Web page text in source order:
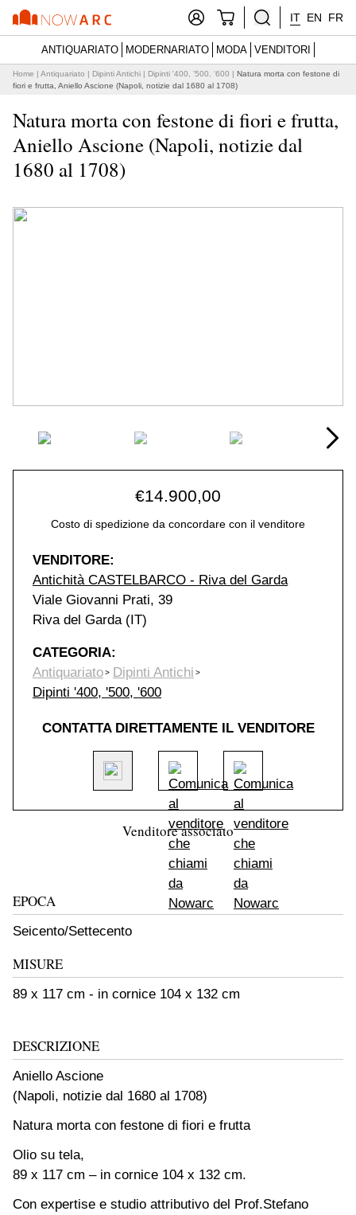
IT EN FR
ANTIQUARIATO MODERNARIATO MODA VENDITORI
Home | Antiquariato | Dipinti Antichi | Dipinti '400, '500, '600 | Natura morta con festone di
fiori e frutta, Aniello Ascione (Napoli, notizie dal 1680 al 1708)
Natura morta con festone di fiori e frutta,
Aniello Ascione (Napoli, notizie dal
1680 al 1708)
€14.900,00
Costo di spedizione da concordare con il venditore
VENDITORE:
Antichità CASTELBARCO - Riva del Garda
Viale Giovanni Prati, 39
Riva del Garda (IT)
CATEGORIA:
Antiquariato
Dipinti Antichi
Dipinti '400, '500, '600
CONTATTA DIRETTAMENTE IL VENDITORE
Venditore associato
EPOCA
Seicento/Settecento
MISURE
89 x 117 cm - in cornice 104 x 132 cm
DESCRIZIONE
Aniello Ascione
(Napoli, notizie dal 1680 al 1708)
Natura morta con festone di fiori e frutta
Olio su tela,
89 x 117 cm – in cornice 104 x 132 cm.
Con expertise e studio attributivo del Prof.Stefano